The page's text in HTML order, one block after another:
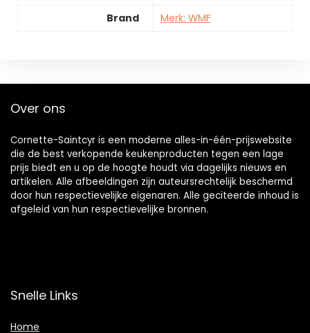
Brand
Merk: WMF
Over ons
Cornette-Saintcyr is een moderne alles-in-één-prijswebsite
die de best verkopende keukenproducten tegen een lage
prijs biedt en u op de hoogte houdt via dagelijks nieuws en
artikelen. Alle afbeeldingen zijn auteursrechtelijk beschermd
door hun respectievelijke eigenaren. Alle geciteerde inhoud is
afgeleid van hun respectievelijke bronnen.
Snelle Links
Home